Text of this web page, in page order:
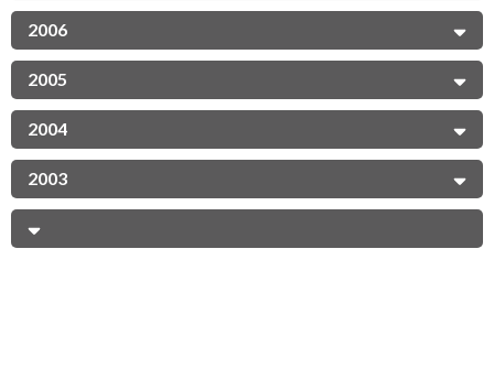
2006
2005
2004
2003